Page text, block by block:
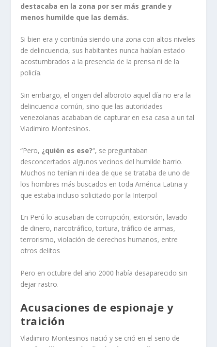
destacaba en la zona por ser más grande y
menos humilde que las demás.
Si bien era y continúa siendo una zona con altos niveles
de delincuencia, sus habitantes nunca habían estado
acostumbrados a la presencia de la prensa ni de la
policía.
Sin embargo, el origen del alboroto aquel día no era la
delincuencia común, sino que las autoridades
venezolanas acababan de capturar en esa casa a un tal
Vladimiro Montesinos.
“Pero, ¿quién es ese?“, se preguntaban
desconcertados algunos vecinos del humilde barrio.
Muchos no tenían ni idea de que se trataba de uno de
los hombres más buscados en toda América Latina y
que estaba incluso solicitado por la Interpol
En Perú lo acusaban de corrupción, extorsión, lavado
de dinero, narcotráfico, tortura, tráfico de armas,
terrorismo, violación de derechos humanos, entre
otros delitos
Pero en octubre del año 2000 había desaparecido sin
dejar rastro.
Acusaciones de espionaje y
traición
Vladimiro Montesinos nació y se crió en el seno de